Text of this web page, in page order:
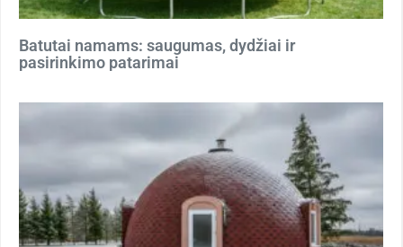
Batutai namams: saugumas, dydžiai ir
pasirinkimo patarimai